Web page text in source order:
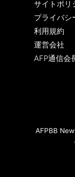
サイトポリ
プライバシ
利用規約
運営会社
AFP通信会
AFPBB